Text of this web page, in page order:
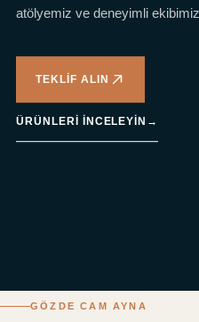
atölyemiz ve deneyimli
TEKLIF ALIN
ÜRÜNLERI INCELEYIN →
GÖZDE CAM AYNA